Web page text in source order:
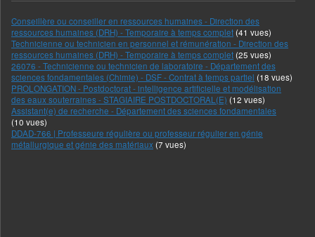
Conseillère ou conseiller en ressources humaines - Direction des
ressources humaines (DRH) - Temporaire à temps complet(41 vues)
Technicienne ou technicien en personnel et rémunération - Direction des
ressources humaines (DRH) - Temporaire à temps complet(25 vues)
26076 - Technicienne ou technicien de laboratoire - Département des
sciences fondamentales (Chimie) - DSF - Contrat à temps partiel (18 vues)
PROLONGATION - Postdoctorat - intelligence artificielle et modélisation
des eaux souterraines - STAGIAIRE POSTDOCTORAL(E) (12 vues)
Assistant(e) de recherche - Département des sciences fondamentales
(10 vues)
DDAD-766 | Professeure régulière ou professeur régulier en génie
métallurgique et génie des matériaux(7 vues)